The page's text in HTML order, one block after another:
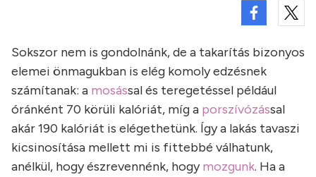
Sokszor nem is gondolnánk, de a takarítás bizonyos
elemei önmagukban is elég komoly edzésnek
számítanak: a mosással és teregetéssel például
óránként 70 körüli kalóriát, míg a porszívózással
akár 190 kalóriát is elégethetünk. Így a lakás tavaszi
kicsinosítása mellett mi is fittebbé válhatunk,
anélkül, hogy észrevennénk, hogymozgunk. Ha a